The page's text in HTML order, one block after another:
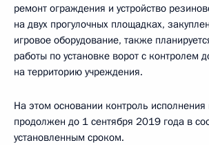
ремонт ограждения и устройство
на двух прогулочных площадках,
игровое оборудование, также
работы по установке ворот с контролем
на территорию учреждения.
На этом основании контроль исполнения
продолжен до 1 сентября 2019 года в
установленным сроком.